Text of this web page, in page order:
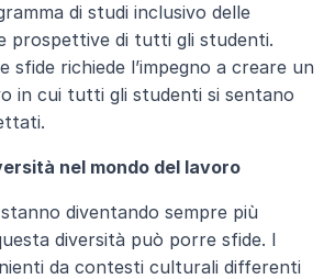
di studi inclusivo delle
prospettive di tutti gli studenti.
richiede l’impegno a creare un
in cui tutti gli studenti si sentano
nel mondo del lavoro
diventando sempre più
diversità può porre sfide. I
da contesti culturali differenti